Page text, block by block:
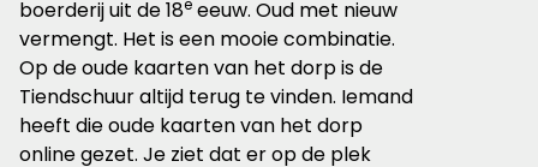
boerderij uit de 18 eeuw. Oud met nieuw
vermengt. Het is een mooie combinatie.
Op de oude kaarten van het dorp is de
Tiendschuur altijd terug te vinden. Iemand
heeft die oude kaarten van het dorp
online gezet. Je ziet dat er op de plek